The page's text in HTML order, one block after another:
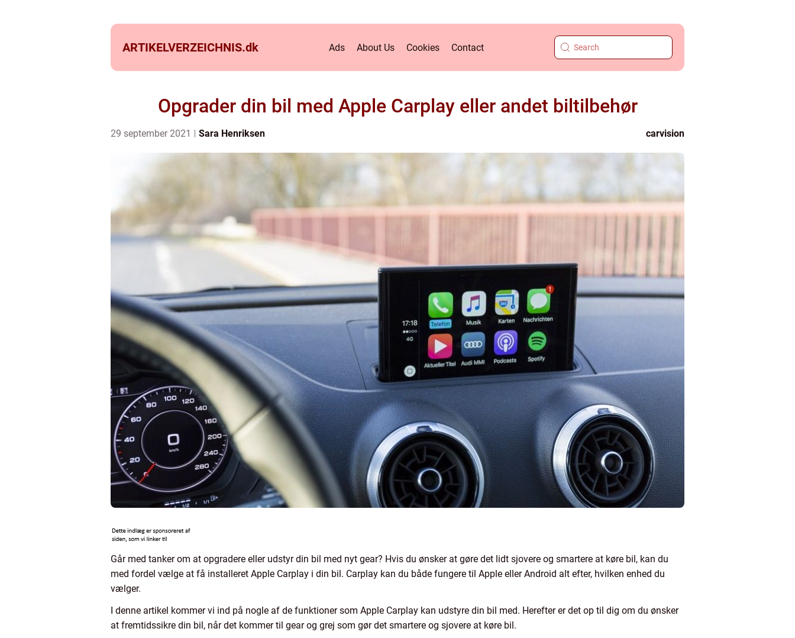
ARTIKELVERZEICHNIS.dk Ads About Us Cookies Contact
Opgrader din bil med Apple Carplay eller andet biltilbehør
29 september 2021 Sara Henriksen carvision
Går med tanker om at opgradere eller udstyr din bil med nyt gear? Hvis du ønsker at gøre det lidt sjovere og smartere at køre bil, kan du
med fordel vælge at få installeret Apple Carplay i din bil. Carplay kan du både fungere til Apple eller Android alt efter, hvilken enhed du
vælger.
I denne artikel kommer vi ind på nogle af de funktioner som Apple Carplay kan udstyre din bil med. Herefter er det op til dig om du ønsker
at fremtidssikre din bil, når det kommer til gear og grej som gør det smartere og sjovere at køre bil.